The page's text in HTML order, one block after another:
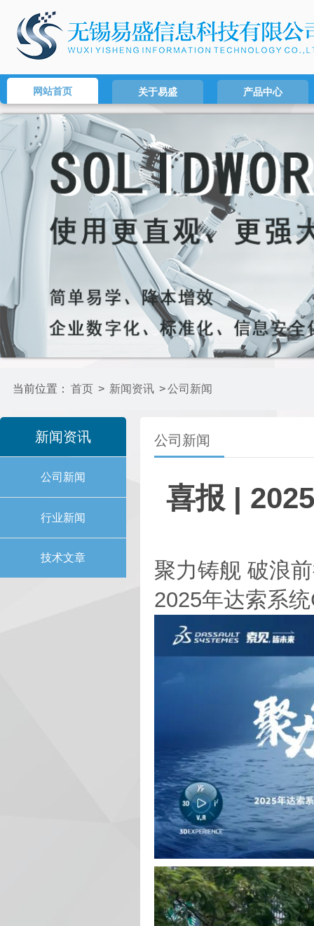
网站首页 关于易盛 产品中心
当前位置： 首页 > 新闻资讯 >公司新闻
新闻资讯
公司新闻
行业新闻
技术文章
公司新闻
喜报 |
聚力铸舰 破浪
2025年达索系